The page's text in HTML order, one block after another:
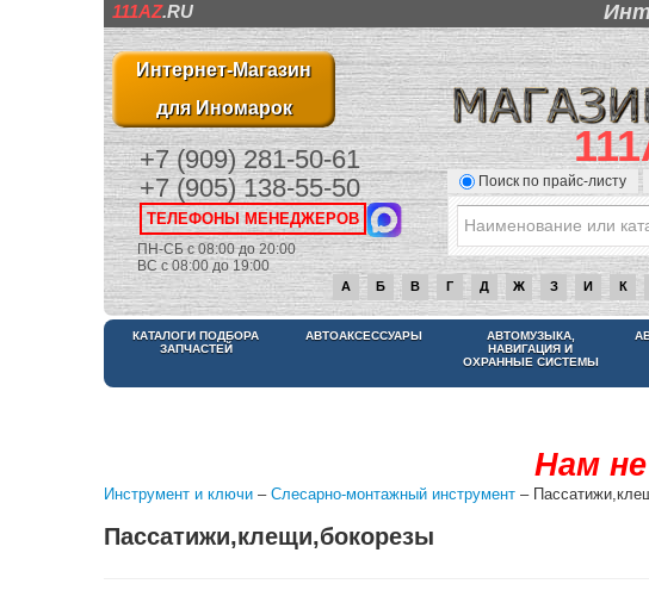
111AZ.RU
Интернет-Магазин
для Иномарок
+7 (909) 281-50-61
+7 (905) 138-55-50
ТЕЛЕФОНЫ МЕНЕДЖЕРОВ
ПН-СБ с 08:00 до 20:00
ВС с 08:00 до 19:00
Поиск по прайс-листу
А Б В Г Д Ж З И К
КАТАЛОГИ ПОДБОРА
ЗАПЧАСТЕЙ
АВТОАКСЕССУАРЫ
АВТОМУЗЫКА,
НАВИГАЦИЯ И
ОХРАННЫЕ СИСТЕМЫ
Нам
Инструмент и ключи – Слесарно-монтажный инструмент –
Пассатижи,клещи,бокорезы